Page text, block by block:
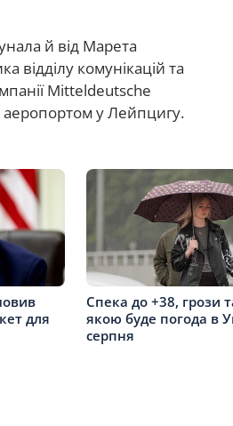
й від Марета
відділу комунікацій та
Mitteldeutsche
аеропортом у Лейпцигу.
для
Спека до +38, грози
якою буде погода в
серпня